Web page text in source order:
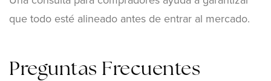
que todo esté alineado antes de entrar al mercado.
Preguntas Frecuentes